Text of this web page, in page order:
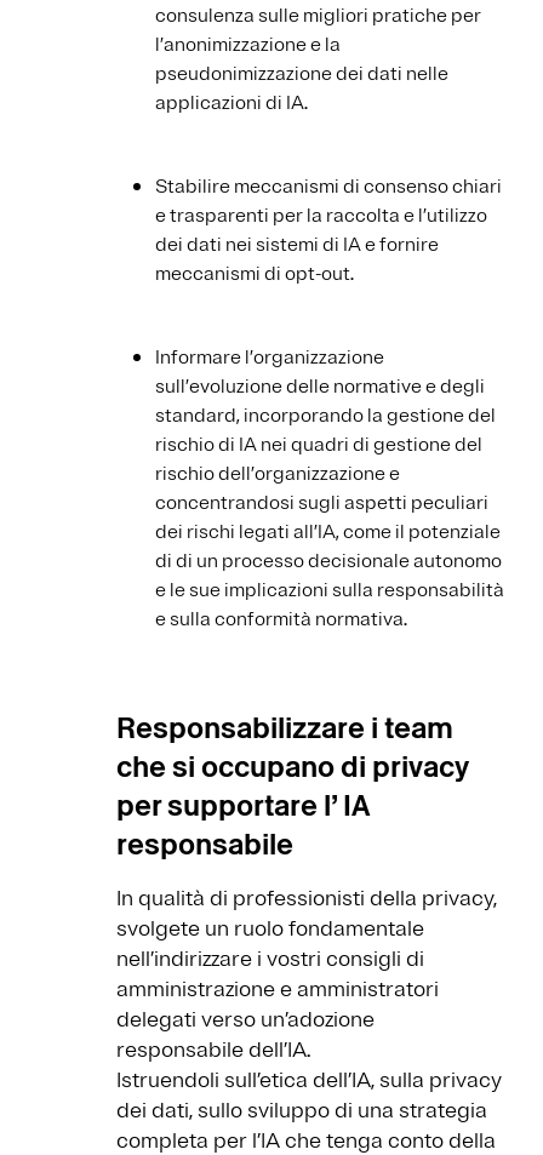
consulenza sulle migliori pratiche per
l’anonimizzazione e la
pseudonimizzazione dei dati nelle
applicazioni di IA.
Stabilire meccanismi di consenso chiari
e trasparenti per la raccolta e l’utilizzo
dei dati nei sistemi di IA e fornire
meccanismi di opt-out.
Informare l’organizzazione
sull’evoluzione delle normative e degli
standard, incorporando la gestione del
rischio di IA nei quadri di gestione del
rischio dell’organizzazione e
concentrandosi sugli aspetti peculiari
dei rischi legati all’IA, come il potenziale
di di un processo decisionale autonomo
e le sue implicazioni sulla responsabilità
e sulla conformità normativa.
Responsabilizzare i team
che si occupano di privacy
per supportare l’ IA
responsabile
In qualità di professionisti della privacy,
svolgete un ruolo fondamentale
nell’indirizzare i vostri consigli di
amministrazione e amministratori
delegati verso un’adozione
responsabile dell’IA.
Istruendoli sull’etica dell’IA, sulla privacy
dei dati, sullo sviluppo di una strategia
completa per l’IA che tenga conto della